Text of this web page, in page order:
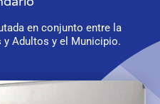
en conjunto entre la
y Adultos y el Municipio.